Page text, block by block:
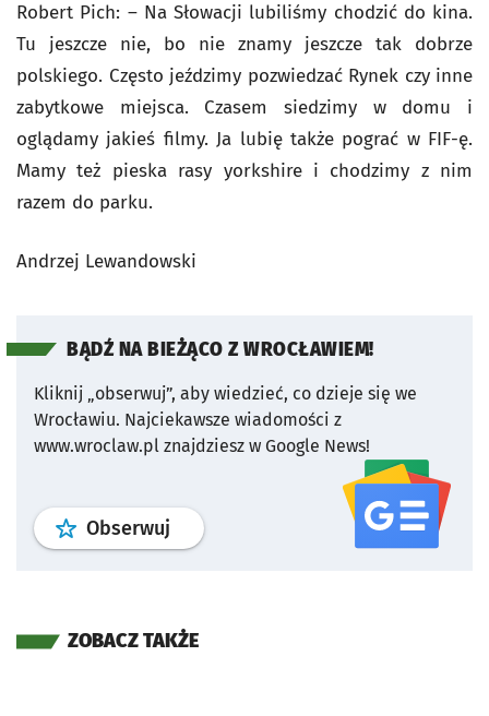
Robert Pich: – Na Słowacji lubiliśmy chodzić do kina.
Tu jeszcze nie, bo nie znamy jeszcze tak dobrze
polskiego. Często jeździmy pozwiedzać Rynek czy inne
zabytkowe miejsca. Czasem siedzimy w domu i
oglądamy jakieś filmy. Ja lubię także pograć w FIF-ę.
Mamy też pieska rasy yorkshire i chodzimy z nim
razem do parku.
Andrzej Lewandowski
BĄDŹ NA BIEŻĄCO Z WROCŁAWIEM!
Kliknij „obserwuj”, aby wiedzieć, co dzieje się we
Wrocławiu. Najciekawsze wiadomości z
www.wroclaw.pl znajdziesz w Google News!
Obserwuj profil serwisu
ZOBACZ TAKŻE